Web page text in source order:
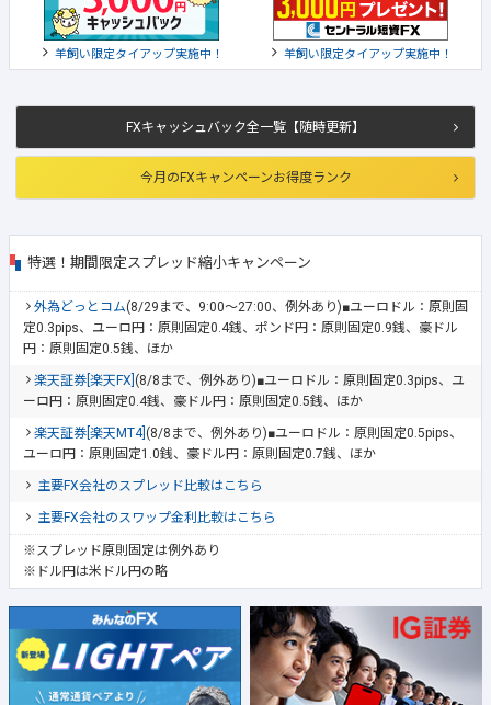
FXキャッシュバック全一覧【随時更新】
今月のFXキャンペーンお得度ランク
特選！期間限定スプレッド縮小キャンペーン
外為どっとコム(8/29まで、9:00～27:00、例外あり)■ユーロドル：原則固
定0.3pips、ユーロ円：原則固定0.4銭、ポンド円：原則固定0.9銭、豪ドル
円：原則固定0.5銭、ほか
楽天証券[楽天FX] (8/8まで、例外あり)■ユーロドル：原則固定0.3pips、ユ
ーロ円：原則固定0.4銭、豪ドル円：原則固定0.5銭、ほか
楽天証券[楽天MT4] (8/8まで、例外あり)■ユーロドル：原則固定0.5pips、
ユーロ円：原則固定1.0銭、豪ドル円：原則固定0.7銭、ほか
主要FX会社のスプレッド比較はこちら
主要FX会社のスワップ金利比較はこちら
※スプレッド原則固定は例外あり
※ドル円は米ドル円の略
羊飼い限定タイアップ実施中！ 羊飼い限定タイアップ実施中！